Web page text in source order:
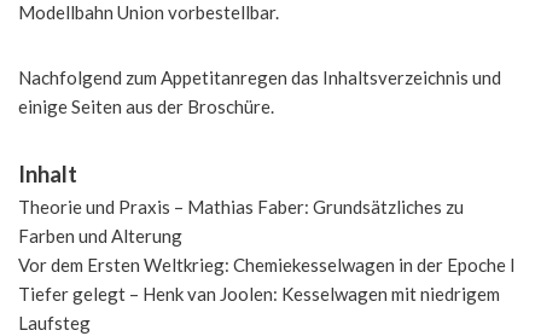
Modellbahn Union vorbestellbar.
Nachfolgend zum Appetitanregen das Inhaltsverzeichnis und
einige Seiten aus der Broschüre.
Inhalt
Theorie und Praxis – Mathias Faber: Grundsätzliches zu
Farben und Alterung
Vor dem Ersten Weltkrieg: Chemiekesselwagen in der Epoche I
Tiefer gelegt – Henk van Joolen: Kesselwagen mit niedrigem
Laufsteg